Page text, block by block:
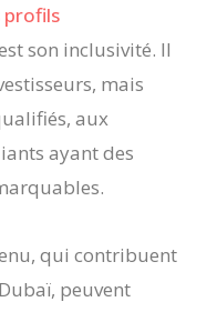
profils
son inclusivité. Il
mais
aux
ayant des
qui contribuent
peuvent